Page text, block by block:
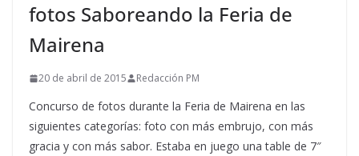
fotos Saboreando la Feria de
Mairena
20 de abril de 2015 Redacción PM
Concurso de fotos durante la Feria de Mairena en las
siguientes categorías: foto con más embrujo, con más
gracia y con más sabor. Estaba en juego una table de 7″